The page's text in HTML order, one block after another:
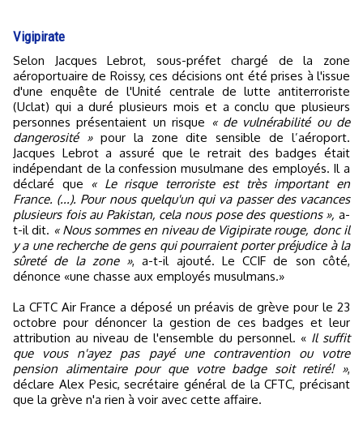
Vigipirate
Selon Jacques Lebrot, sous-préfet chargé de la zone
aéroportuaire de Roissy, ces décisions ont été prises à l'issue
d'une enquête de l'Unité centrale de lutte antiterroriste
(Uclat) qui a duré plusieurs mois et a conclu que plusieurs
personnes présentaient un risque « de vulnérabilité ou de
dangerosité » pour la zone dite sensible de l’aéroport.
Jacques Lebrot a assuré que le retrait des badges était
indépendant de la confession musulmane des employés. Il a
déclaré que « Le risque terroriste est très important en
France. (...). Pour nous quelqu'un qui va passer des vacances
plusieurs fois au Pakistan, cela nous pose des questions », a-
t-il dit. « Nous sommes en niveau de Vigipirate rouge, donc il
y a une recherche de gens qui pourraient porter préjudice à la
sûreté de la zone », a-t-il ajouté. Le CCIF de son côté,
dénonce «une chasse aux employés musulmans.»
La CFTC Air France a déposé un préavis de grève pour le 23
octobre pour dénoncer la gestion de ces badges et leur
attribution au niveau de l'ensemble du personnel. « Il suffit
que vous n'ayez pas payé une contravention ou votre
pension alimentaire pour que votre badge soit retiré! »,
déclare Alex Pesic, secrétaire général de la CFTC, précisant
que la grève n'a rien à voir avec cette affaire.